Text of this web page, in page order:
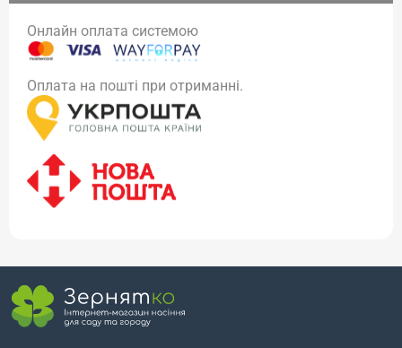
Онлайн оплата системою
Оплата на пошті при отриманні.